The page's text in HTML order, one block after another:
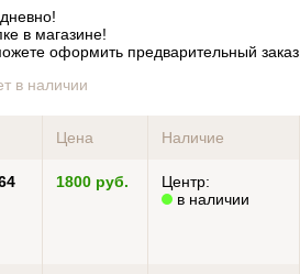
в магазине!
оформить предварительный заказ.
в наличии
Цена Наличие
1800 руб.
Центр:
в наличии